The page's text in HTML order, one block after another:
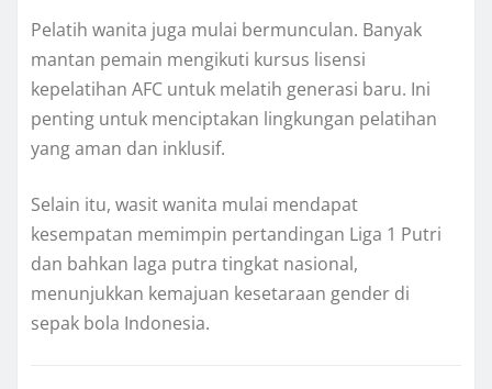
Pelatih wanita juga mulai bermunculan. Banyak
mantan pemain mengikuti kursus lisensi
kepelatihan AFC untuk melatih generasi baru. Ini
penting untuk menciptakan lingkungan pelatihan
yang aman dan inklusif.
Selain itu, wasit wanita mulai mendapat
kesempatan memimpin pertandingan Liga 1 Putri
dan bahkan laga putra tingkat nasional,
menunjukkan kemajuan kesetaraan gender di
sepak bola Indonesia.